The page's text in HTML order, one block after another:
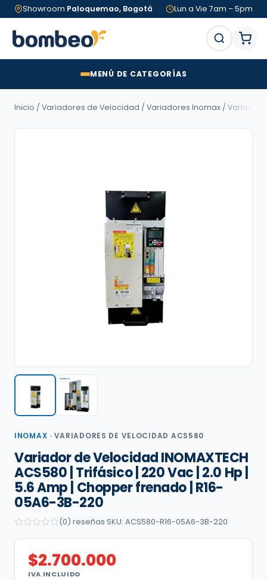
Showroom Paloquemao, Bogotá Lun a Vie 7am – 5pm
MENÚ DE CATEGORÍAS
Inicio / Variadores de Velocidad / Variadores Inomax /
INOMAX · VARIADORES DE VELOCIDAD ACS580
Variador de Velocidad INOMAXTECH
ACS580 | Trifásico | 220 Vac | 2.0 Hp |
5.6 Amp | Chopper frenado | R16-
05A6-3B-220
(0) reseñas SKU: ACS580-R16-05A6-3B-220
$2.700.000
IVA INCLUIDO